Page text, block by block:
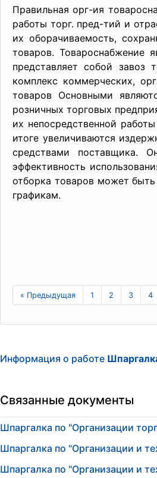
Правильная орг-ия
работы торг. пред-тий и
их оборачиваемость,
товаров. Товароснабжение
представляет собой завоз
комплекс коммерческих,
товаров Основными
розничных торговых
их непосредственной
итоге увеличиваются
средствами поставщика.
эффективность
отборка товаров может
графикам.
« Предыдущая 1 2 3 4
Информация о работе
Связанные документы
Шпаргалка по "Организации
Шпаргалка по "Организации и
Шпаргалка по "Организации и